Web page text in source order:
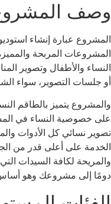
وصف
المشروع عبارة إنشاء
المشروعات المربحة
النساء والأطفال وتصوير
أو جلسات التصوير، سواء
والمشروع يتميز بالطاقم
على خصوصية النساء في
تصوير نسائي كل الأدوات
الخدمة على أعلى قدر من
والمريحة لكافة السيدات
دومًا إلى مشروعك وهو أساس